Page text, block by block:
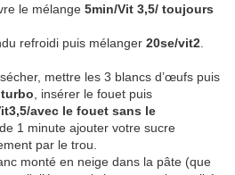
le mélange 5min/Vit 3,5/ toujours
refroidi puis mélanger 20se/vit2
mettre les 3 blancs d’œufs puis
, insérer le fouet puis
avec le fouet sans le
de 1 minute ajouter votre sucre
par le trou.
monté en neige dans la pâte (que